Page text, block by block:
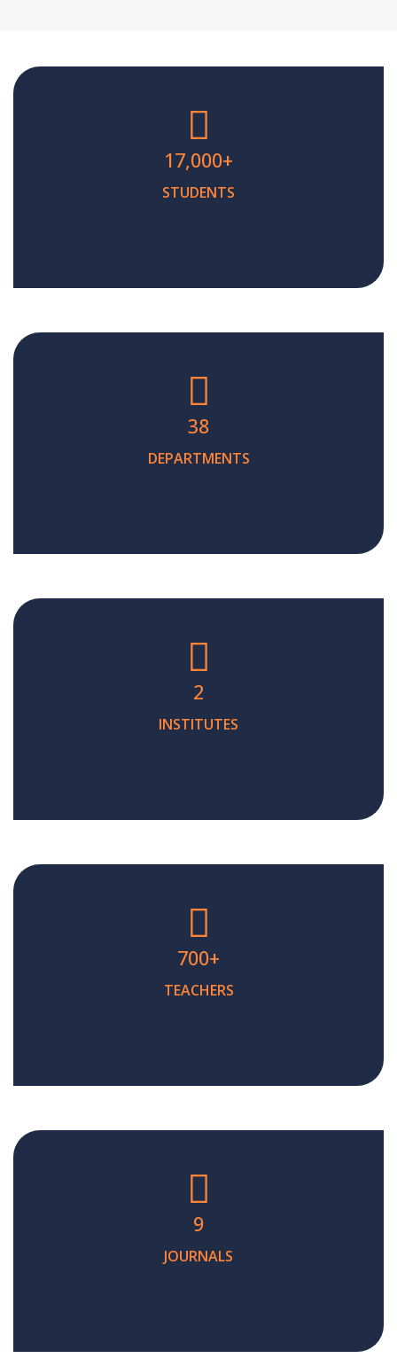
17,000+
STUDENTS
38
DEPARTMENTS
2
INSTITUTES
700+
TEACHERS
9
JOURNALS